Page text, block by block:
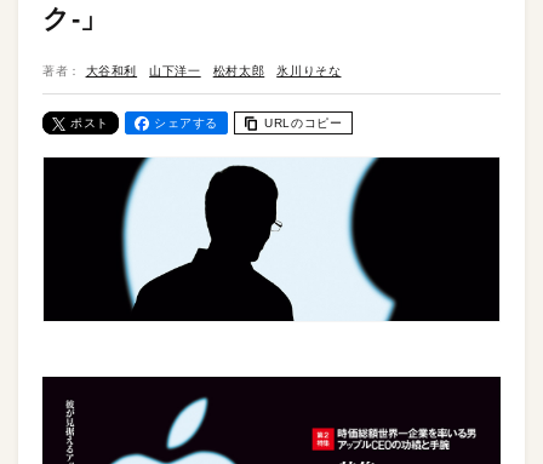
ク-」
著者： 大谷和利 山下洋一 松村太郎 氷川りそな
ポスト シェアする URLのコピー